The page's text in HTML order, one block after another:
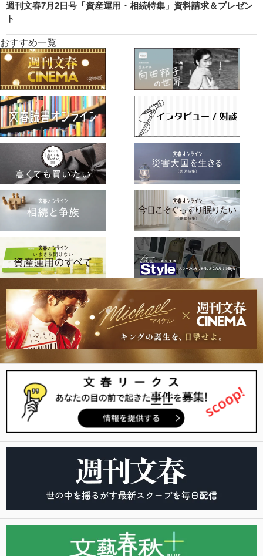
週刊文春7月2日号「資産運用・相続特集」資料請求＆プレゼン
ト
おすすめ一覧